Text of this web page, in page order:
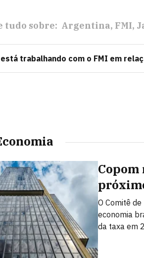
tudo sobre: Argentina FMI
trabalhando com o FMI em
O Comitê
economia
da taxa em